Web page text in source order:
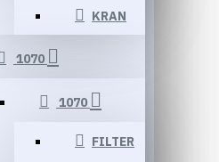
KRAN
1070
1070
FILTER